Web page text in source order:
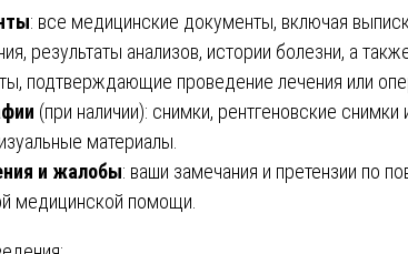
: все медицинские документы, включая
результаты анализов, истории болезни, а
подтверждающие проведение лечения или
(при наличии): снимки, рентгеновские снимки
материалы.
и жалобы: ваши замечания и претензии по
медицинской помощи.